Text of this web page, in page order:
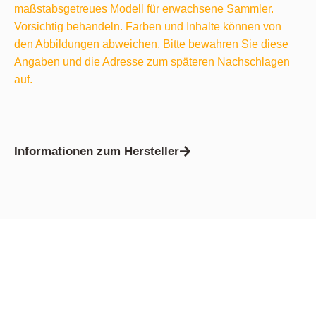
maßstabsgetreues Modell für erwachsene Sammler.
Vorsichtig behandeln. Farben und Inhalte können von
den Abbildungen abweichen. Bitte bewahren Sie diese
Angaben und die Adresse zum späteren Nachschlagen
auf.
Informationen zum Hersteller